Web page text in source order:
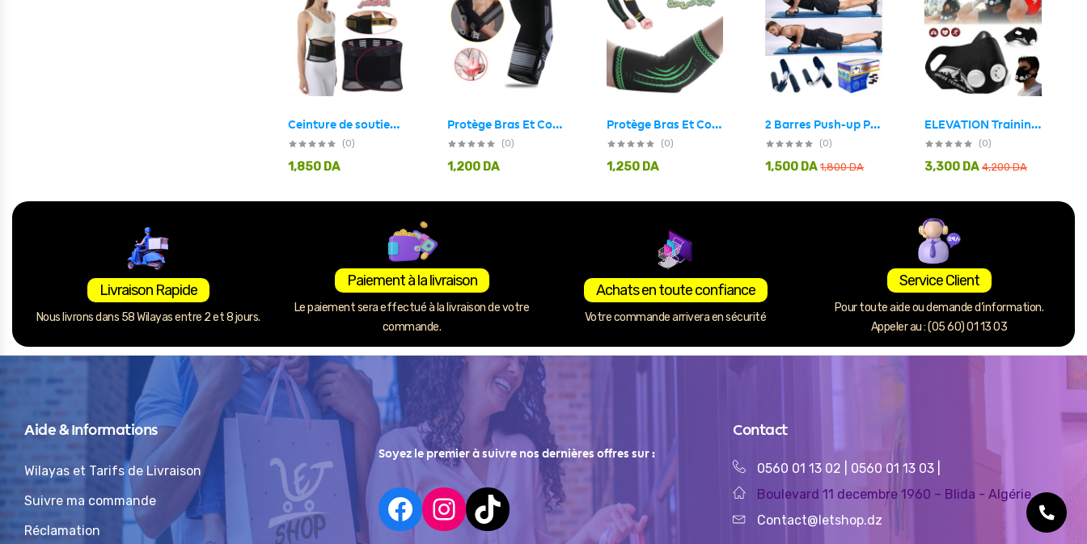
Ceinture de soutien lombaire avec barre de soutien pour soulager la douleur et les blessures
(0)
1,850 DA
Protège Bras Et Coude Elastiqué ELBOW 9104
(0)
1,200 DA
Protège Bras Et Coude Elastiqué YC 7700
(0)
1,250 DA
2 Barres Push-up Poignées De Fitness Poignées De Pompe
(0)
1,800DA
1,500 DA
ELEVATION Training Mask Pour Améliorer Vos Performances Sportives En Général
(0)
4,200DA
3,300 DA
Livraison Rapide
Nous livrons dans 58 Wilayas entre 2 et 8 jours.
Paiement à la livraison
Le paiement sera effectué à la livraison de votre
commande.
Achats en toute confiance
Votre commande arrivera en sécurité
Service Client
Pour toute aide ou demande d’information.
Appeler au : (05 60) 01 13 03
Aide & Informations
Wilayas et Tarifs de Livraison
Suivre ma commande
Réclamation
Soyez le premier à suivre nos dernières offres sur :
Contact
0560 01 13 02 0560 01 13 03
Boulevard 11 decembre 1960 – Blida - Algérie
Contact@letshop.dz